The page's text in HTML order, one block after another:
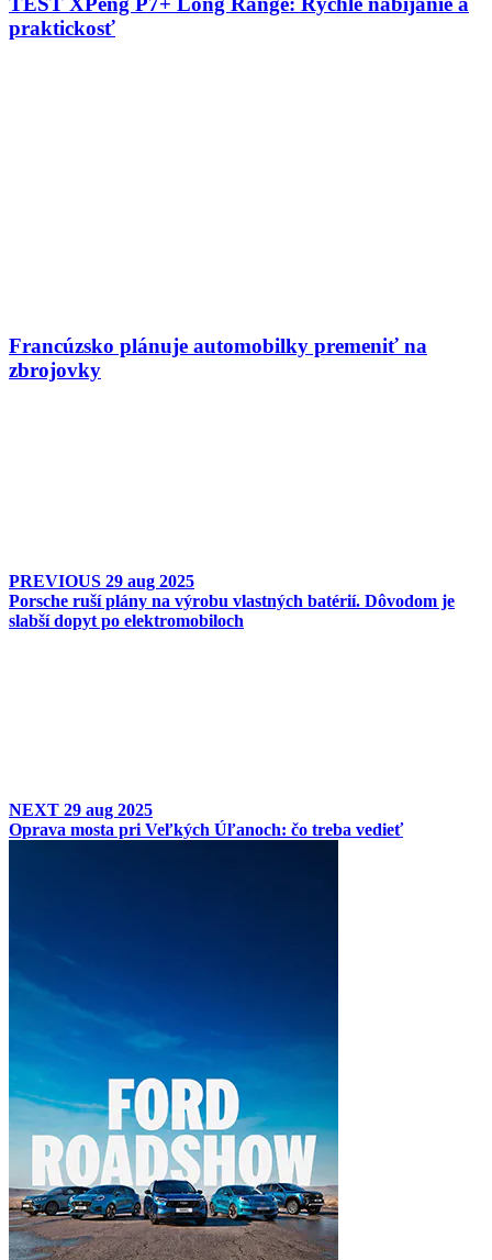
praktickosť
Francúzsko plánuje automobilky premeniť na
zbrojovky
PREVIOUS 29 aug 2025
Porsche ruší plány na výrobu vlastných batérií. Dôvodom je
slabší dopyt po elektromobiloch
NEXT 29 aug 2025
Oprava mosta pri Veľkých Úľanoch: čo treba vedieť